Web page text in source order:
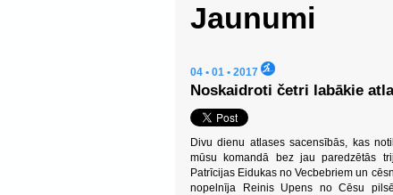
Jaunumi
04 • 01 • 2017
Noskaidroti četri labākie
Divu dienu atlases sacensībās, kas
mūsu komandā bez jau paredzētās
Patrīcijas Eidukas no Vecbebriem un
nopelnīja Reinis Upens no Cēsu